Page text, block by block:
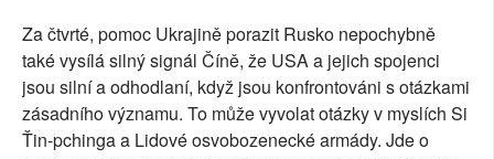
Za čtvrté, pomoc Ukrajině porazit Rusko nepochybně
také vysílá silný signál Číně, že USA a jejich spojenci
jsou silní a odhodlaní, když jsou konfrontováni s otázkami
zásadního významu. To může vyvolat otázky v myslích Si
Ťin-pchinga a Lidové osvobozenecké armády. Jde o